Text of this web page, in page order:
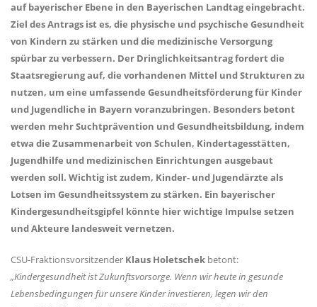
auf bayerischer Ebene in den Bayerischen Landtag eingebracht.
Ziel des Antrags ist es, die physische und psychische Gesundheit
von Kindern zu stärken und die medizinische Versorgung
spürbar zu verbessern. Der Dringlichkeitsantrag fordert die
Staatsregierung auf, die vorhandenen Mittel und Strukturen zu
nutzen, um eine umfassende Gesundheitsförderung für Kinder
und Jugendliche in Bayern voranzubringen. Besonders betont
werden mehr Suchtprävention und Gesundheitsbildung, indem
etwa die Zusammenarbeit von Schulen, Kindertagesstätten,
Jugendhilfe und medizinischen Einrichtungen ausgebaut
werden soll. Wichtig ist zudem, Kinder- und Jugendärzte als
Lotsen im Gesundheitssystem zu stärken. Ein bayerischer
Kindergesundheitsgipfel könnte hier wichtige Impulse setzen
und Akteure landesweit vernetzen.
CSU-Fraktionsvorsitzender Klaus Holetschek betont:
Kindergesundheit ist Zukunftsvorsorge. Wenn wir heute in gesunde
Lebensbedingungen für unsere Kinder investieren, legen wir den